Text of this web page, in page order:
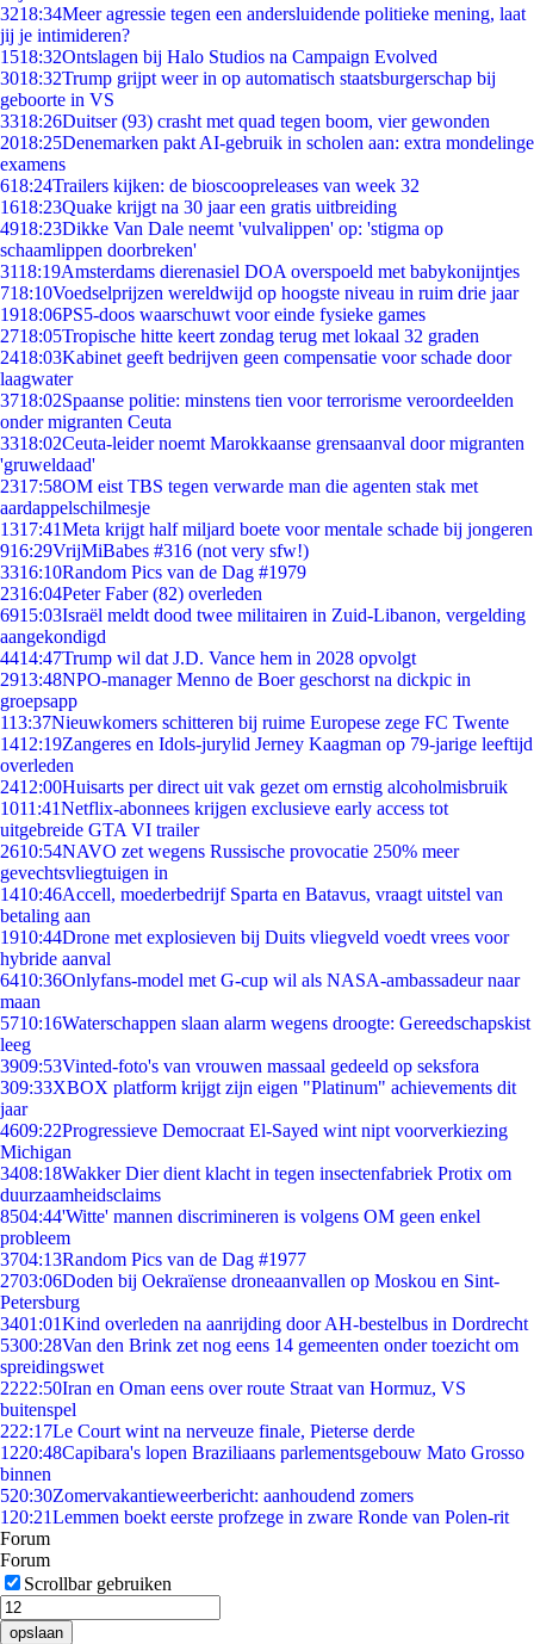
3218:34Meer agressie tegen een andersluidende politieke mening, laat
jij je intimideren?
1518:32Ontslagen bij Halo Studios na Campaign Evolved
3018:32Trump grijpt weer in op automatisch staatsburgerschap bij
geboorte in VS
3318:26Duitser (93) crasht met quad tegen boom, vier gewonden
2018:25Denemarken pakt AI-gebruik in scholen aan: extra mondelinge
examens
618:24Trailers kijken: de bioscoopreleases van week 32
1618:23Quake krijgt na 30 jaar een gratis uitbreiding
4918:23Dikke Van Dale neemt 'vulvalippen' op: 'stigma op
schaamlippen doorbreken'
3118:19Amsterdams dierenasiel DOA overspoeld met babykonijntjes
718:10Voedselprijzen wereldwijd op hoogste niveau in ruim drie jaar
1918:06PS5-doos waarschuwt voor einde fysieke games
2718:05Tropische hitte keert zondag terug met lokaal 32 graden
2418:03Kabinet geeft bedrijven geen compensatie voor schade door
laagwater
3718:02Spaanse politie: minstens tien voor terrorisme veroordeelden
onder migranten Ceuta
3318:02Ceuta-leider noemt Marokkaanse grensaanval door migranten
'gruweldaad'
2317:58OM eist TBS tegen verwarde man die agenten stak met
aardappelschilmesje
1317:41Meta krijgt half miljard boete voor mentale schade bij jongeren
916:29VrijMiBabes #316 (not very sfw!)
3316:10Random Pics van de Dag #1979
2316:04Peter Faber (82) overleden
6915:03Israël meldt dood twee militairen in Zuid-Libanon, vergelding
aangekondigd
4414:47Trump wil dat J.D. Vance hem in 2028 opvolgt
2913:48NPO-manager Menno de Boer geschorst na dickpic in
groepsapp
113:37Nieuwkomers schitteren bij ruime Europese zege FC Twente
1412:19Zangeres en Idols-jurylid Jerney Kaagman op 79-jarige leeftijd
overleden
2412:00Huisarts per direct uit vak gezet om ernstig alcoholmisbruik
1011:41Netflix-abonnees krijgen exclusieve early access tot
uitgebreide GTA VI trailer
2610:54NAVO zet wegens Russische provocatie 250% meer
gevechtsvliegtuigen in
1410:46Accell, moederbedrijf Sparta en Batavus, vraagt uitstel van
betaling aan
1910:44Drone met explosieven bij Duits vliegveld voedt vrees voor
hybride aanval
6410:36Onlyfans-model met G-cup wil als NASA-ambassadeur naar
maan
5710:16Waterschappen slaan alarm wegens droogte: Gereedschapskist
leeg
3909:53Vinted-foto's van vrouwen massaal gedeeld op seksfora
309:33XBOX platform krijgt zijn eigen "Platinum" achievements dit
jaar
4609:22Progressieve Democraat El-Sayed wint nipt voorverkiezing
Michigan
3408:18Wakker Dier dient klacht in tegen insectenfabriek Protix om
duurzaamheidsclaims
8504:44'Witte' mannen discrimineren is volgens OM geen enkel
probleem
3704:13Random Pics van de Dag #1977
2703:06Doden bij Oekraïense droneaanvallen op Moskou en Sint-
Petersburg
3401:01Kind overleden na aanrijding door AH-bestelbus in Dordrecht
5300:28Van den Brink zet nog eens 14 gemeenten onder toezicht om
spreidingswet
2222:50Iran en Oman eens over route Straat van Hormuz, VS
buitenspel
222:17Le Court wint na nerveuze finale, Pieterse derde
1220:48Capibara's lopen Braziliaans parlementsgebouw Mato Grosso
binnen
520:30Zomervakantieweerbericht: aanhoudend zomers
1 20:21Lemmen boekt eerste profzege in zware Ronde van Polen-rit
Forum
Forum
Scrollbar gebruiken
opslaan